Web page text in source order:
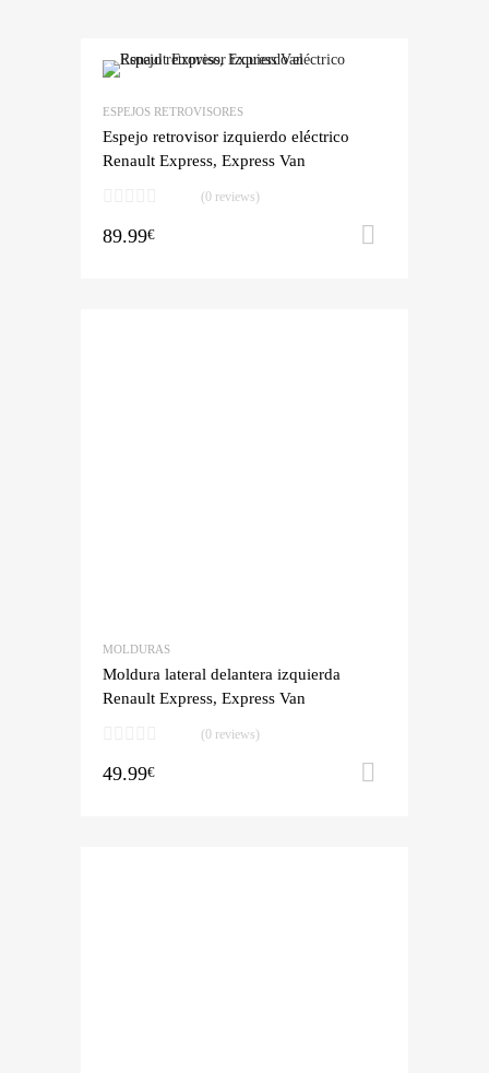
ESPEJOS RETROVISORES
Espejo retrovisor izquierdo eléctrico
Renault Express, Express Van
(0 reviews)
89.99€
MOLDURAS
Moldura lateral delantera izquierda
Renault Express, Express Van
(0 reviews)
49.99€